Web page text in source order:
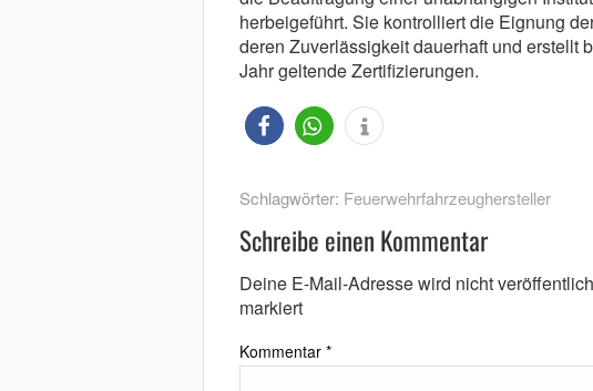
herbeigeführt. Sie kontrolliert die Eignung
deren Zuverlässigkeit dauerhaft und erstellt
Jahr geltende Zertifizierungen.
Schlagwörter: Feuerwehrfahrzeughersteller
Schreibe einen Kommentar
Deine E-Mail-Adresse wird nicht
markiert
Kommentar *